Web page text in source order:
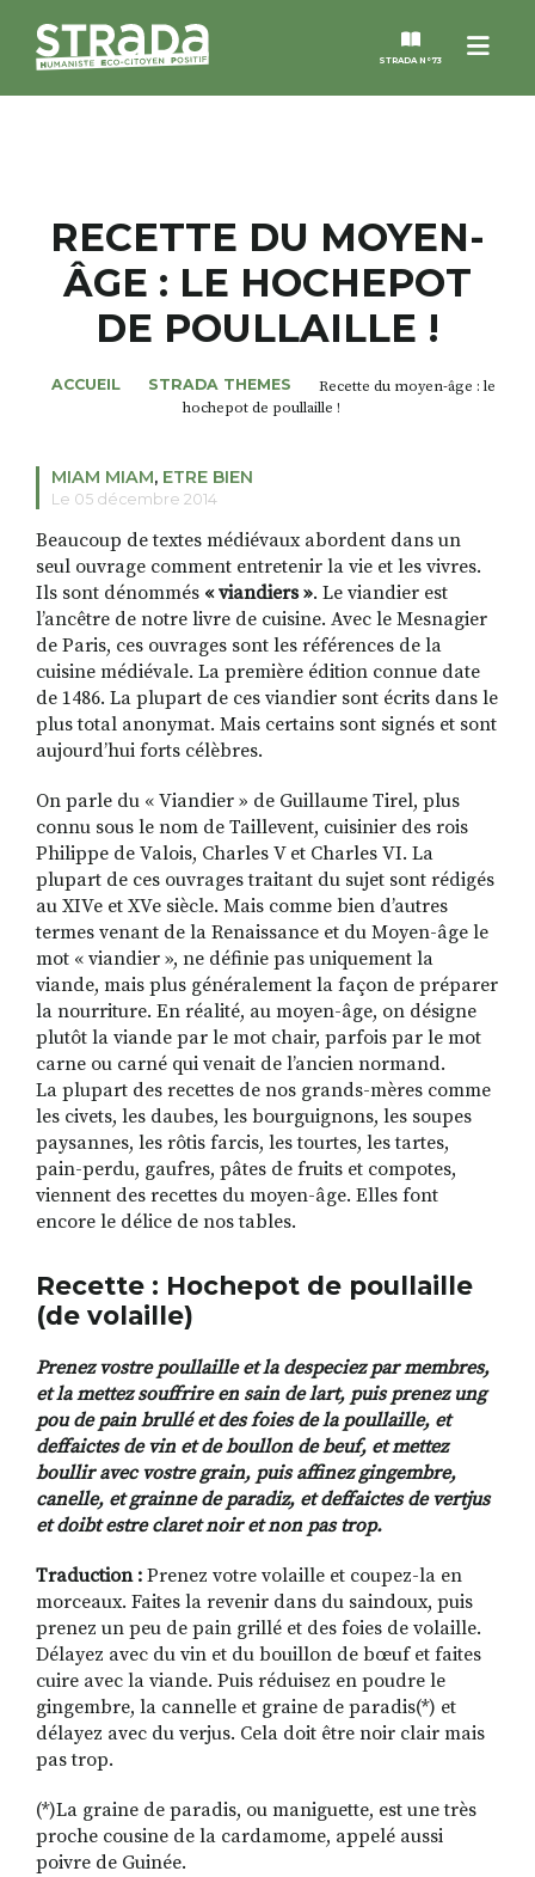
STRADA N°73
MAGAZINES
NOS THÈMES
ROSÉE DE MAI
RECHERCHER
S'ABONNER
S'INSCRIRE À LA NEWSLETTER
FACEBOOKINSTAGRAM
LINKEDINYOUTUBE
RECETTE DU MOYEN-
ÂGE : LE HOCHEPOT
DE POULLAILLE !
ACCUEIL STRADA THEMES
Recette du moyen-âge : le
hochepot de poullaille !
MIAM MIAM, ETRE BIEN
Le 05 décembre 2014
Beaucoup de textes médiévaux abordent dans un
seul ouvrage comment entretenir la vie et les vivres.
Ils sont dénommés « viandiers ». Le viandier est
l’ancêtre de notre livre de cuisine. Avec le Mesnagier
de Paris, ces ouvrages sont les références de la
cuisine médiévale. La première édition connue date
de 1486. La plupart de ces viandier sont écrits dans le
plus total anonymat. Mais certains sont signés et sont
aujourd’hui forts célèbres.
On parle du « Viandier » de Guillaume Tirel, plus
connu sous le nom de Taillevent, cuisinier des rois
Philippe de Valois, Charles V et Charles VI. La
plupart de ces ouvrages traitant du sujet sont rédigés
au XIVe et XVe siècle. Mais comme bien d’autres
termes venant de la Renaissance et du Moyen-âge le
mot « viandier », ne définie pas uniquement la
viande, mais plus généralement la façon de préparer
la nourriture. En réalité, au moyen-âge, on désigne
plutôt la viande par le mot chair, parfois par le mot
carne ou carné qui venait de l’ancien normand.
La plupart des recettes de nos grands-mères comme
les civets, les daubes, les bourguignons, les soupes
paysannes, les rôtis farcis, les tourtes, les tartes,
pain-perdu, gaufres, pâtes de fruits et compotes,
viennent des recettes du moyen-âge. Elles font
encore le délice de nos tables.
Recette : Hochepot de poullaille
(de volaille)
Prenez vostre poullaille et la despeciez par membres,
et la mettez souffrire en sain de lart, puis prenez ung
pou de pain brullé et des foies de la poullaille, et
deffaictes de vin et de boullon de beuf, et mettez
boullir avec vostre grain, puis affinez gingembre,
canelle, et grainne de paradiz, et deffaictes de vertjus
et doibt estre claret noir et non pas trop.
Traduction : Prenez votre volaille et coupez-la en
morceaux. Faites la revenir dans du saindoux, puis
prenez un peu de pain grillé et des foies de volaille.
Délayez avec du vin et du bouillon de bœuf et faites
cuire avec la viande. Puis réduisez en poudre le
gingembre, la cannelle et graine de paradis(*) et
délayez avec du verjus. Cela doit être noir clair mais
pas trop.
(*)La graine de paradis, ou maniguette, est une très
proche cousine de la cardamome, appelé aussi
poivre de Guinée.